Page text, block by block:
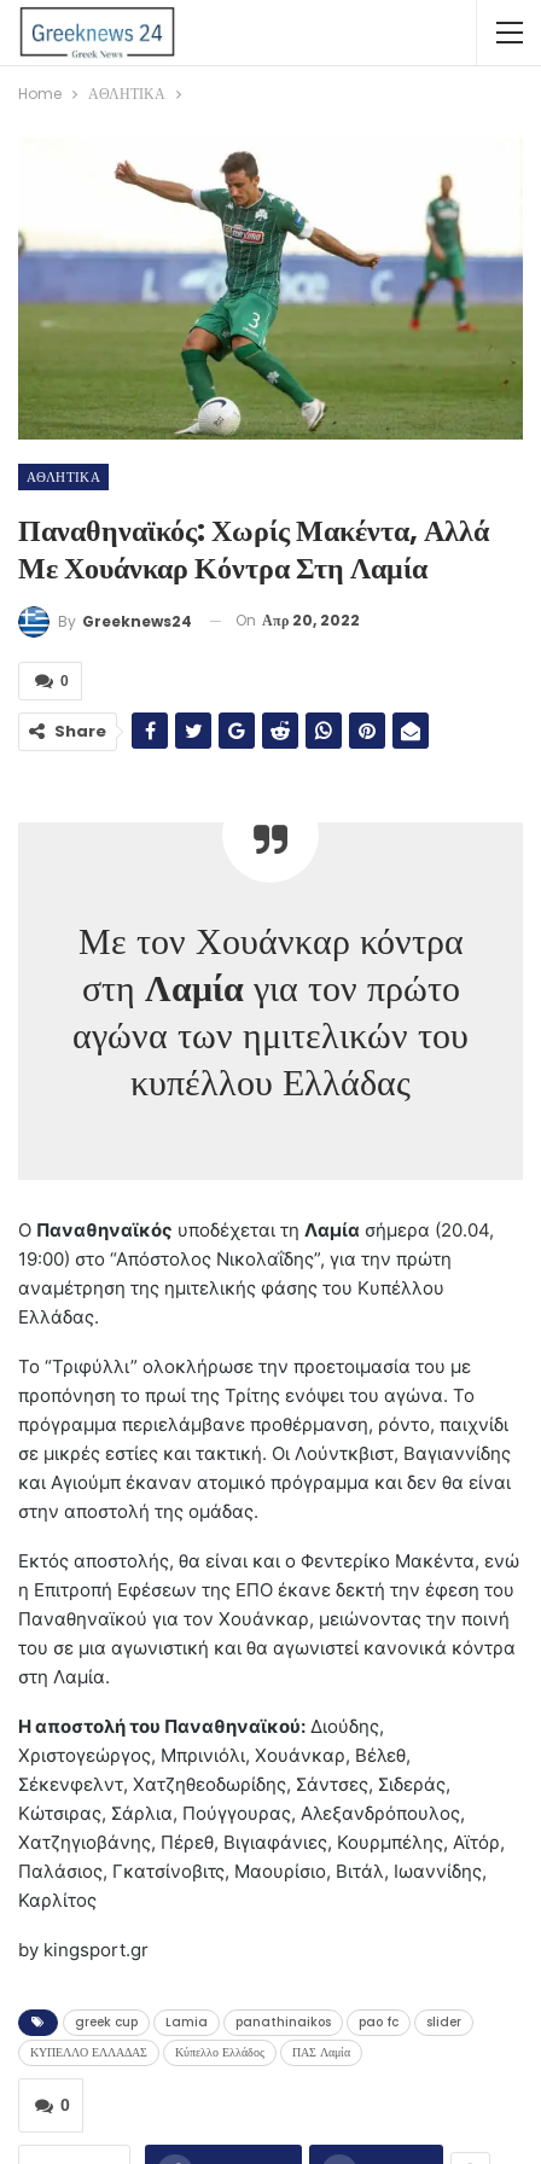
Home ΑΘΛΗΤΙΚΑ
ΑΘΛΗΤΙΚΑ
Παναθηναϊκός: Χωρίς Μακέντα, Αλλά
Με Χουάνκαρ Κόντρα Στη Λαμία
By Greeknews24 On Απρ 20, 2022
0
Share
Με τον Χουάνκαρ κόντρα
στη Λαμίαγια τον πρώτο
αγώνα των ημιτελικών του
κυπέλλου Ελλάδας
Ο Παναθηναϊκός υποδέχεται τη Λαμία σήμερα (20.04,
19:00) στο “Απόστολος Νικολαΐδης”, για την πρώτη
αναμέτρηση της ημιτελικής φάσης του Κυπέλλου
Ελλάδας.
Το “Τριφύλλι” ολοκλήρωσε την προετοιμασία του με
προπόνηση το πρωί της Τρίτης ενόψει του αγώνα. Το
πρόγραμμα περιελάμβανε προθέρμανση, ρόντο, παιχνίδι
σε μικρές εστίες και τακτική. Οι Λούντκβιστ, Βαγιαννίδης
και Αγιούμπ έκαναν ατομικό πρόγραμμα και δεν θα είναι
στην αποστολή της ομάδας.
Εκτός αποστολής, θα είναι και ο Φεντερίκο Μακέντα, ενώ
η Επιτροπή Εφέσεων της ΕΠΟ έκανε δεκτή την έφεση του
Παναθηναϊκού για τον Χουάνκαρ, μειώνοντας την ποινή
του σε μια αγωνιστική και θα αγωνιστεί κανονικά κόντρα
στη Λαμία.
Η αποστολή του Παναθηναϊκού: Διούδης,
Χριστογεώργος, Μπρινιόλι, Χουάνκαρ, Βέλεθ,
Σέκενφελντ, Χατζηθεοδωρίδης, Σάντσες, Σιδεράς,
Κώτσιρας, Σάρλια, Πούγγουρας, Αλεξανδρόπουλος,
Χατζηγιοβάνης, Πέρεθ, Βιγιαφάνιες, Κουρμπέλης, Αϊτόρ,
Παλάσιος, Γκατσίνοβιτς, Μαουρίσιο, Βιτάλ, Ιωαννίδης,
Καρλίτος
by kingsport.gr
greek cup Lamia panathinaikos pao fc
slider
ΚΥΠΕΛΛΟ ΕΛΛΑΔΑΣ
Κύπελλο Ελλάδος ΠΑΣ Λαμία
0